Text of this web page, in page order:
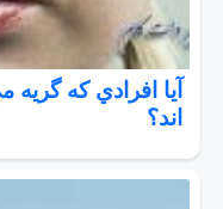
آیا افرادي كه
اند؟